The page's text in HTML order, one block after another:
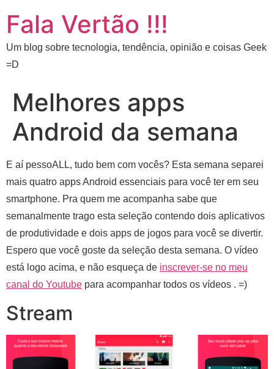
Fala Vertão !!!
Um blog sobre tecnologia, tendência, opinião e coisas Geek
=D
Melhores apps
Android da semana
E aí pessoALL, tudo bem com vocês? Esta semana separei
mais quatro apps Android essenciais para você ter em seu
smartphone. Pra quem me acompanha sabe que
semanalmente trago esta seleção contendo dois aplicativos
de produtividade e dois apps de jogos para você se divertir.
Espero que você goste da seleção desta semana. O vídeo
está logo acima, e não esqueça de inscrever-se no meu
canal do Youtube para acompanhar todos os vídeos . =)
Stream